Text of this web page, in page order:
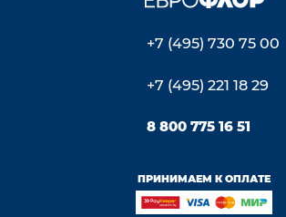
+7 (495) 730 75 00
+7 (495) 221 18 29
8 800 775 16 51
ПРИНИМАЕМ К ОПЛАТЕ